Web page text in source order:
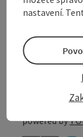
Create
Print
powered by
nastavení.